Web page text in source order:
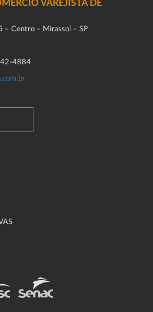
VAREJISTA DE
– Centro – Mirassol – SP
4884